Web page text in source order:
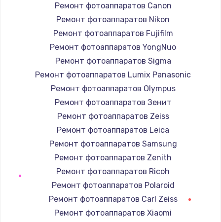
Замена / ремонт электронного модуля
управления
600 руб.
Заказать
Замена конфорки
1100 руб.
Заказать
Замена платы сенсора
900 руб.
Заказать
Замена регулятора режимов конфорки
900 руб.
Заказать
Ремонт фотоаппаратов Canon
Ремонт фотоаппаратов Nikon
Ремонт фотоаппаратов Fujifilm
Ремонт фотоаппаратов YongNuo
Ремонт фотоаппаратов Sigma
Ремонт фотоаппаратов Lumix Panasonic
Ремонт фотоаппаратов Olympus
Ремонт фотоаппаратов Зенит
Ремонт фотоаппаратов Zeiss
Ремонт фотоаппаратов Leica
Ремонт фотоаппаратов Samsung
Ремонт фотоаппаратов Zenith
Ремонт фотоаппаратов Ricoh
Ремонт фотоаппаратов Polaroid
Ремонт фотоаппаратов Carl Zeiss
Ремонт фотоаппаратов Xiaomi